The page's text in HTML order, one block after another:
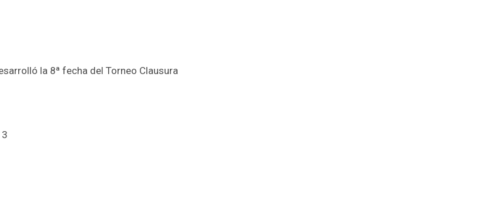
la 8ª fecha del Torneo Clausura